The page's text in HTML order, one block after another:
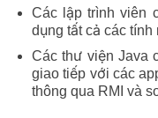
Các lập trình viên
dụng tất cả các tính
Các thư viện Java
giao tiếp với các
thông qua RMI và